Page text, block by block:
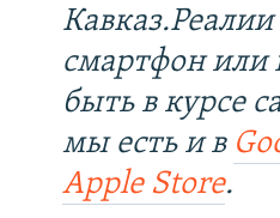
Кавказ.Реалии
смартфон или
быть в курсе
мы есть и в
Apple Store.